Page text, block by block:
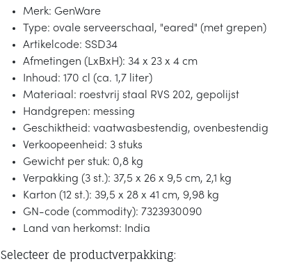
Merk: GenWare
Type: ovale serveerschaal, "eared" (met grepen)
Artikelcode: SSD34
Afmetingen (LxBxH): 34 x 23 x 4 cm
Inhoud: 170 cl (ca. 1,7 liter)
Materiaal: roestvrij staal RVS 202, gepolijst
Handgrepen: messing
Geschiktheid: vaatwasbestendig, ovenbestendig
Verkoopeenheid: 3 stuks
Gewicht per stuk: 0,8 kg
Verpakking (3 st.): 37,5 x 26 x 9,5 cm, 2,1 kg
Karton (12 st.): 39,5 x 28 x 41 cm, 9,98 kg
GN-code (commodity): 7323930090
Land van herkomst: India
Selecteer de productverpakking: